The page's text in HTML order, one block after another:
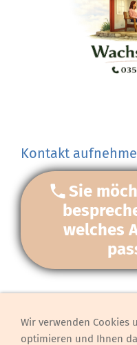
Kontakt
Sie
welches
Wir verwenden Cookies
optimieren und Ihnen